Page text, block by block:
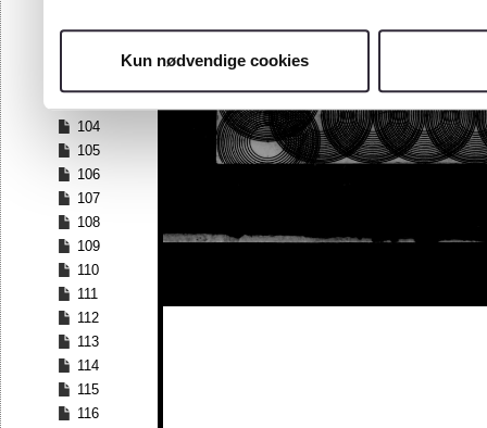
Kun nødvendige cookies
100
104
105
106
107
108
109
110
111
112
113
114
115
116